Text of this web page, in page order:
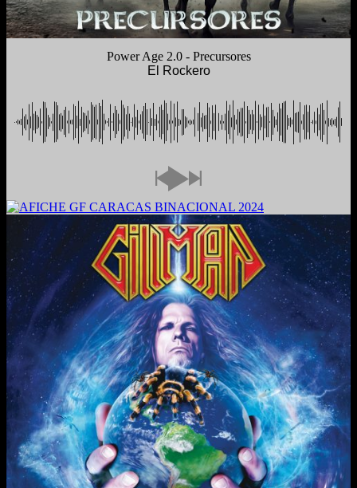
Power Age 2.0 - Precursores
El Rockero